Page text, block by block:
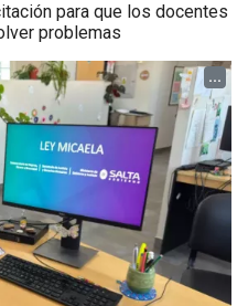
para que los docentes
problemas
...